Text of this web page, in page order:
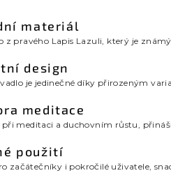
materiál
z pravého Lapis Lazuli, který je
design
je jedinečné díky přirozeným
meditace
meditaci a duchovním růstu,
použití
začátečníky i pokročilé uživatele,